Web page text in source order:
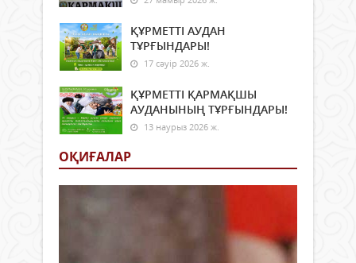
ҚҰРМЕТТІ АУДАН
ТҰРҒЫНДАРЫ!
17 сәуір 2026 ж.
ҚҰРМЕТТІ ҚАРМАҚШЫ
АУДАНЫНЫҢ ТҰРҒЫНДАРЫ!
13 наурыз 2026 ж.
ОҚИҒАЛАР